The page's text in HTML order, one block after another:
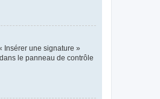
Insérer une signature »
le panneau de contrôle